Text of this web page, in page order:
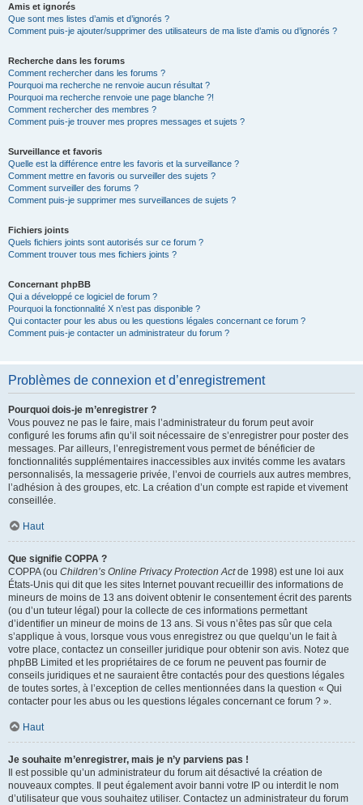
Amis et ignorés
Que sont mes listes d’amis et d’ignorés ?
Comment puis-je ajouter/supprimer des utilisateurs de ma liste d’amis ou d’ignorés ?
Recherche dans les forums
Comment rechercher dans les forums ?
Pourquoi ma recherche ne renvoie aucun résultat ?
Pourquoi ma recherche renvoie une page blanche ?!
Comment rechercher des membres ?
Comment puis-je trouver mes propres messages et sujets ?
Surveillance et favoris
Quelle est la différence entre les favoris et la surveillance ?
Comment mettre en favoris ou surveiller des sujets ?
Comment surveiller des forums ?
Comment puis-je supprimer mes surveillances de sujets ?
Fichiers joints
Quels fichiers joints sont autorisés sur ce forum ?
Comment trouver tous mes fichiers joints ?
Concernant phpBB
Qui a développé ce logiciel de forum ?
Pourquoi la fonctionnalité X n’est pas disponible ?
Qui contacter pour les abus ou les questions légales concernant ce forum ?
Comment puis-je contacter un administrateur du forum ?
Problèmes de connexion et d’enregistrement
Pourquoi dois-je m’enregistrer ?
Vous pouvez ne pas le faire, mais l’administrateur du forum peut avoir
configuré les forums afin qu’il soit nécessaire de s’enregistrer pour poster des
messages. Par ailleurs, l’enregistrement vous permet de bénéficier de
fonctionnalités supplémentaires inaccessibles aux invités comme les avatars
personnalisés, la messagerie privée, l’envoi de courriels aux autres membres,
l’adhésion à des groupes, etc. La création d’un compte est rapide et vivement
conseillée.
Haut
Que signifie COPPA ?
COPPA (ou Children’s Online Privacy Protection Actde 1998) est une loi aux
États-Unis qui dit que les sites Internet pouvant recueillir des informations de
mineurs de moins de 13 ans doivent obtenir le consentement écrit des parents
(ou d’un tuteur légal) pour la collecte de ces informations permettant
d’identifier un mineur de moins de 13 ans. Si vous n’êtes pas sûr que cela
s’applique à vous, lorsque vous vous enregistrez ou que quelqu’un le fait à
votre place, contactez un conseiller juridique pour obtenir son avis. Notez que
phpBB Limited et les propriétaires de ce forum ne peuvent pas fournir de
conseils juridiques et ne sauraient être contactés pour des questions légales
de toutes sortes, à l’exception de celles mentionnées dans la question « Qui
contacter pour les abus ou les questions légales concernant ce forum ? ».
Haut
Je souhaite m’enregistrer, mais je n’y parviens pas !
Il est possible qu’un administrateur du forum ait désactivé la création de
nouveaux comptes. Il peut également avoir banni votre IP ou interdit le nom
d’utilisateur que vous souhaitez utiliser. Contactez un administrateur du forum